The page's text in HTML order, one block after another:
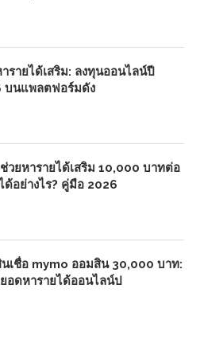
รายได้เสริม: ลงทุนออนไลน์ปี
บนแพลตฟอร์มดัง
วยหารายได้เสริม 10,000 บาทต่อ
ด้อย่างไร? คู่มือ 2026
เชื่อ mymo ออมสิน 30,000 บาท:
อดหารายได้ออนไลน์ป